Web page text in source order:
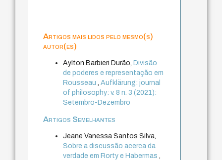
Artigos mais lidos pelo mesmo(s)
autor(es)
Aylton Barbieri Durão, Divisão
de poderes e representação em
Rousseau,Aufklärung: journal
of philosophy: v. 8 n. 3 (2021):
Setembro-Dezembro
Artigos Semelhantes
Jeane Vanessa Santos Silva,
Sobre a discussão acerca da
verdade em Rorty e Habermas,